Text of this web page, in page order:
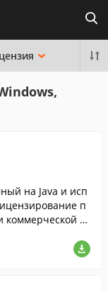
на Java и исп
п
коммерческой л